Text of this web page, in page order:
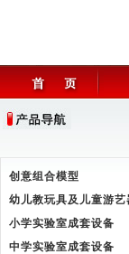
创意组合模型
幼儿教玩具及儿童游艺
小学实验室成套设备
中学实验室成套设备